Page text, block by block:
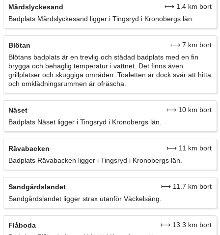
Mårdslyckesand
⟼ 1.4 km bort
Badplats Mårdslyckesand ligger i Tingsryd i Kronobergs län.
Blötan
⟼ 7 km bort
Blötans badplats är en trevlig och städad badplats med en fin
brygga och behaglig temperatur i vattnet. Det finns även
grillplatser och skuggiga områden. Toaletten är dock svår att hitta
och omklädningsrummen är ofräscha.
Näset
⟼ 10 km bort
Badplats Näset ligger i Tingsryd i Kronobergs län.
Rävabacken
⟼ 11 km bort
Badplats Rävabacken ligger i Tingsryd i Kronobergs län.
Sandgårdslandet
⟼ 11.7 km bort
Sandgårdslandet ligger strax utanför Väckelsång.
Flåboda
⟼ 13.3 km bort